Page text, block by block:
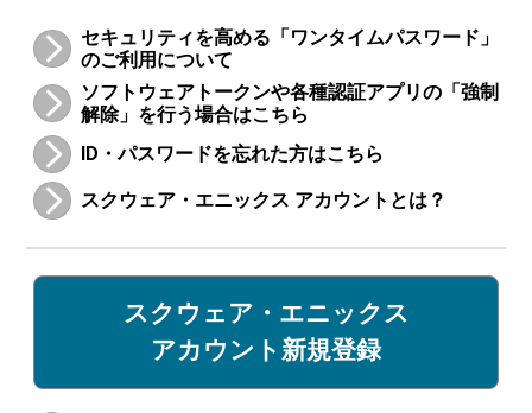
セキュリティを高める「ワンタイムパスワード」
のご利用について
ソフトウェアトークンや各種認証アプリの「強制
解除」を行う場合はこちら
ID・パスワードを忘れた方はこちら
スクウェア・エニックス アカウントとは？
スクウェア・エニックス
アカウント新規登録